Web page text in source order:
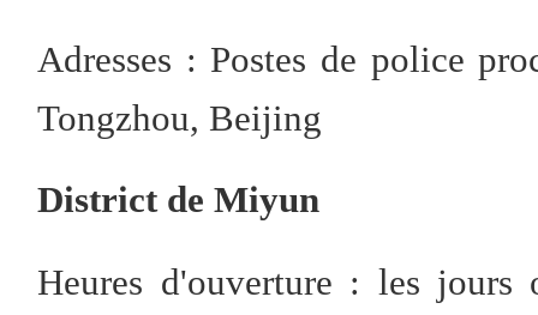
Adresses : Postes de police
Tongzhou, Beijing
District de Miyun
Heures d'ouverture : les